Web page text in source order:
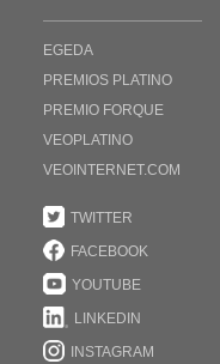
EGEDA
PREMIOS PLATINO
PREMIO FORQUE
VEOPLATINO
VEOINTERNET.COM
TWITTER
FACEBOOK
YOUTUBE
LINKEDIN
INSTAGRAM